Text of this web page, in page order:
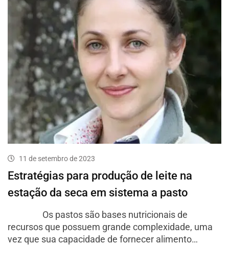
11 de setembro de 2023
Estratégias para produção de leite na
estação da seca em sistema a pasto
Os pastos são bases nutricionais de
recursos que possuem grande complexidade, uma
vez que sua capacidade de fornecer alimento…